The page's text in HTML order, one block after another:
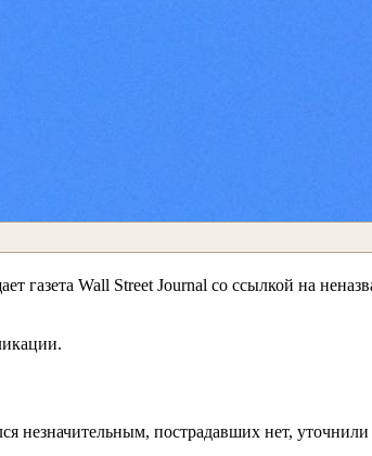
Wall Street Journal со ссылкой на
незначительным, пострадавших нет, уточнили